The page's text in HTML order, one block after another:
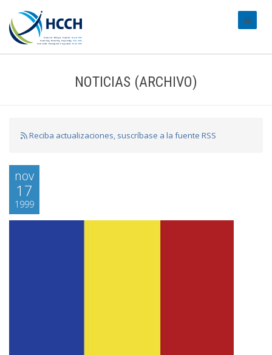
NOTICIAS (ARCHIVO)
Reciba actualizaciones, suscríbase a la fuente RSS
nov
17
1999